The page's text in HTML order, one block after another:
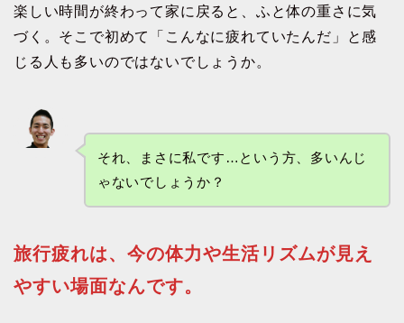
楽しい時間が終わって家に戻ると、ふと体の重さに気
づく。そこで初めて「こんなに疲れていたんだ」と感
じる人も多いのではないでしょうか。
それ、まさに私です…という方、多いんじ
ゃないでしょうか？
旅行疲れは、今の体力や生活リズムが見え
やすい場面なんです。